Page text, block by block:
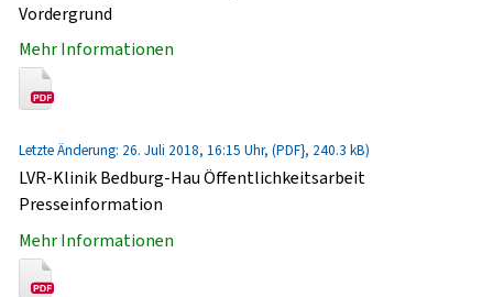
Vordergrund
Mehr Informationen
Letzte Änderung: 26. Juli 2018, 16:15 Uhr, (PDF}, 240.3 kB)
LVR-Klinik Bedburg-Hau Öffentlichkeitsarbeit
Presseinformation
Mehr Informationen